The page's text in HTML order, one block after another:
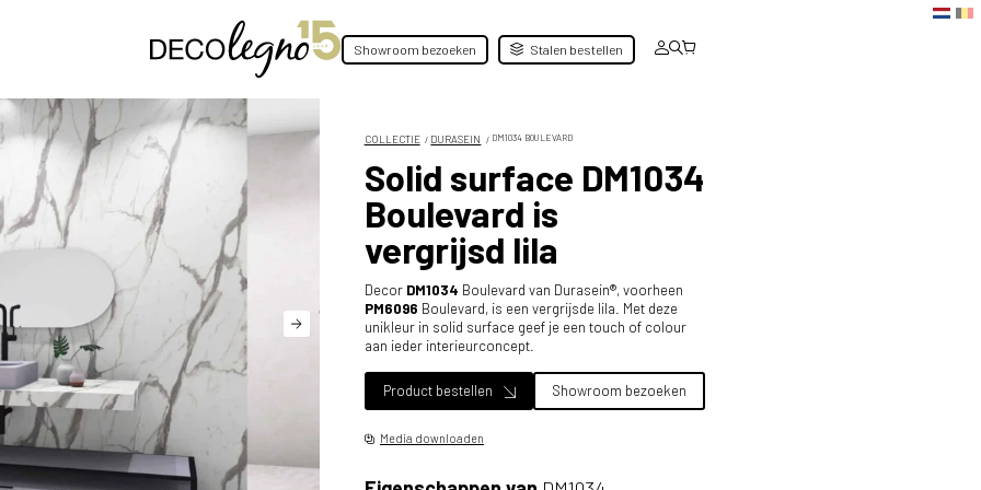
Showroom bezoeken Stalen bestellen
COLLECTIE DURASEIN DM1034 BOULEVARD
Solid surface DM1034
Boulevard is
vergrijsd lila
Decor DM1034 Boulevard van Durasein®, voorheen
PM6096 Boulevard, is een vergrijsde lila. Met deze
unikleur in solid surface geef je een touch of colour
aan ieder interieurconcept.
Product bestellen Showroom bezoeken
Media downloaden